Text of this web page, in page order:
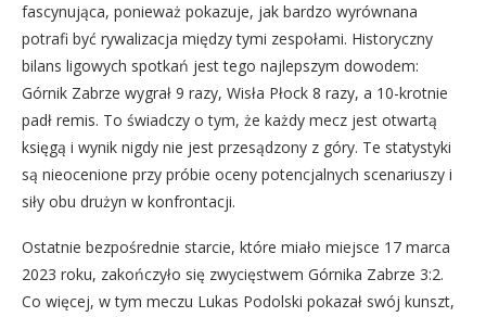
fascynująca, ponieważ pokazuje, jak bardzo wyrównana
potrafi być rywalizacja między tymi zespołami. Historyczny
bilans ligowych spotkań jest tego najlepszym dowodem:
Górnik Zabrze wygrał 9 razy, Wisła Płock 8 razy, a 10-krotnie
padł remis. To świadczy o tym, że każdy mecz jest otwartą
księgą i wynik nigdy nie jest przesądzony z góry. Te statystyki
są nieocenione przy próbie oceny potencjalnych scenariuszy i
siły obu drużyn w konfrontacji.
Ostatnie bezpośrednie starcie, które miało miejsce 17 marca
2023 roku, zakończyło się zwycięstwem Górnika Zabrze 3:2.
Co więcej, w tym meczu Lukas Podolski pokazał swój kunszt,